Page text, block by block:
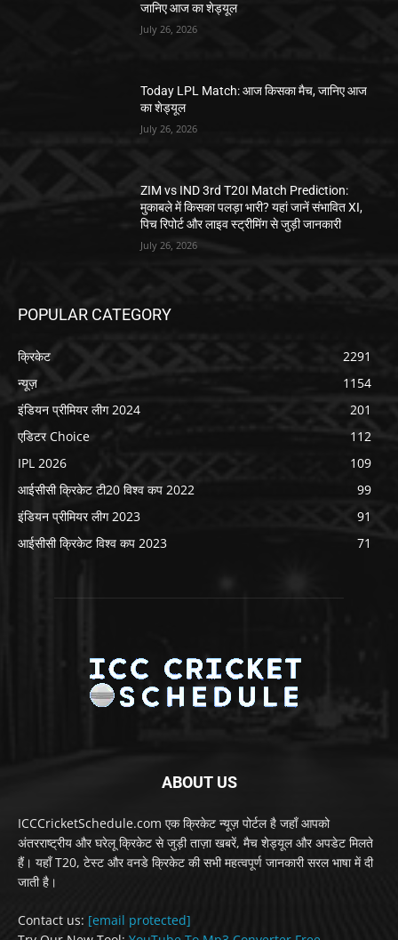
जानिए आज का शेड्यूल
July 26, 2026
Today LPL Match: आज किसका मैच, जानिए आज
का शेड्यूल
July 26, 2026
ZIM vs IND 3rd T20I Match Prediction:
मुकाबले में किसका पलड़ा भारी? यहां जानें संभावित XI,
पिच रिपोर्ट और लाइव स्ट्रीमिंग से जुड़ी जानकारी
July 26, 2026
POPULAR CATEGORY
क्रिकेट
2291
न्यूज़
1154
इंडियन प्रीमियर लीग 2024
201
एडिटर Choice
112
IPL 2026
109
आईसीसी क्रिकेट टी20 विश्व कप 2022
99
इंडियन प्रीमियर लीग 2023
91
आईसीसी क्रिकेट विश्व कप 2023
71
ABOUT US
ICCCricketSchedule.com एक क्रिकेट न्यूज़ पोर्टल है जहाँ आपको
अंतरराष्ट्रीय और घरेलू क्रिकेट से जुड़ी ताज़ा खबरें, मैच शेड्यूल और अपडेट मिलते
हैं। यहाँ T20, टेस्ट और वनडे क्रिकेट की सभी महत्वपूर्ण जानकारी सरल भाषा में दी
जाती है।
Contact us: [email protected]